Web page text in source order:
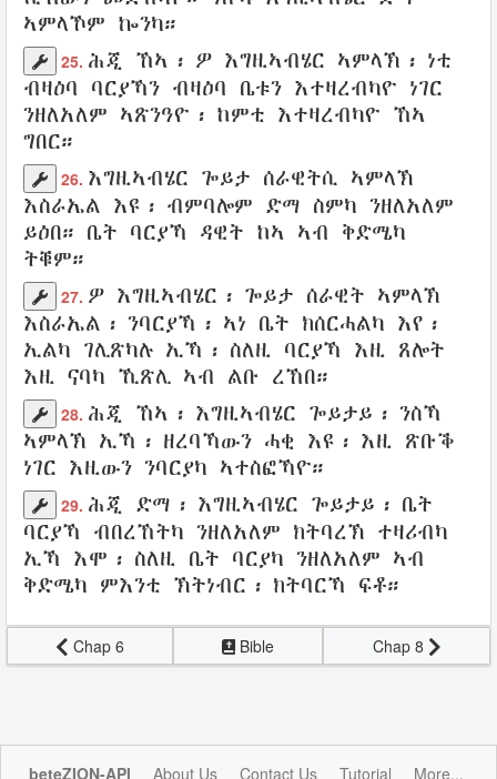
ኣምላኾም ኰንካ።
25. ሕጂ ኸኣ፡ ዎ እግዚኣብሄር ኣምላኽ ፡ ነቲ
ብዛዕባ ባርያኻን ብዛዕባ ቤቱን እተዛረብካዮ ነገር
ንዘለአለም ኣጽንዓዮ ፡ ከምቲ እተዛረብካዮ ኸኣ
ግበር።
26. እግዚኣብሄር ጐይታ ሰራዊትሲ ኣምላኽ
እስራኤል እዩ፡ ብምባሎም ድማ ስምካ ንዘለአለም
ይዕበ። ቤት ባርያኻ ዳዊት ከኣ ኣብ
ቅድሜካ
ትቑም።
27. ዎ እግዚኣብሄር ፡ ጐይታ ሰራዊት ኣምላኽ
እስራኤል ፡ ንባርያኻ ፡ ኣነ ቤት ክሰርሓልካ እየ ፡
ኢልካ ገሊጽካሉ ኢኻ ፡ ስለዚ ባርያኻ እዚ ጸሎት
እዚ ናባካ ኺጽሊ ኣብ ልቡ ረኸበ።
28. ሕጂ ኸኣ፡ እግዚኣብሄር ጐይታይ ፡ ንስኻ
ኣምላኽ ኢኻ፡ ዘረባኻውን ሓቂ እዩ፡ እዚ ጽቡቕ
ነገር እዚውን ንባርያካ ኣተስፎኻዮ።
29. ሕጂ ድማ ፡ እግዚኣብሄር ጐይታይ፡ ቤት
ባርያኻ ብበረኸትካ ንዘለአለም ክትባረኽ ተዛሪብካ
ኢኻ እሞ፡ ስለዚ ቤት ባርያካ ንዘለአለም ኣብ
ቅድሜካ ምእንቲ ኽትነብር፡ ክትባርኻ ፍቶ።
Chap 6 Bible Chap 8
beteZION-API About Us Contact Us Tutorial More...